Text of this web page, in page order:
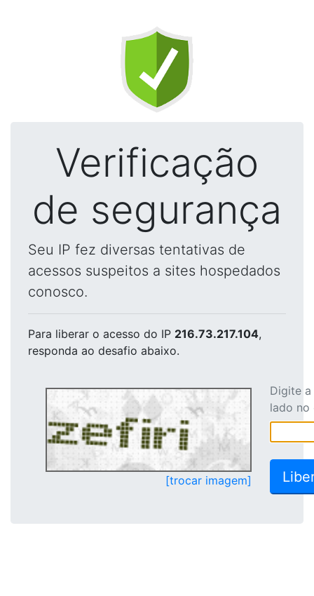
Verificação
de segurança
Seu IP fez diversas tentativas de
acessos suspeitos a sites hospedados
conosco.
Para liberar o acesso do IP 216.73.217.104,
responda ao desafio abaixo.
[trocar imagem]
Digite
lado no